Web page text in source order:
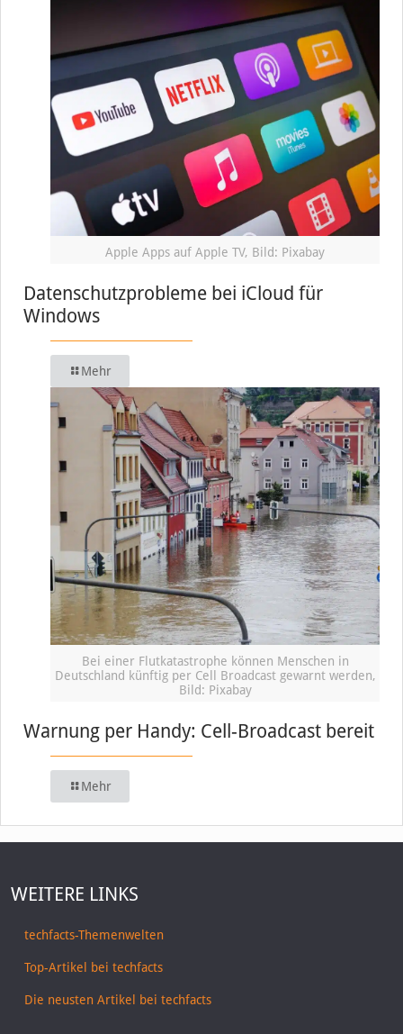
Apple Apps auf Apple TV, Bild: Pixabay
Datenschutzprobleme bei iCloud für
Windows
Mehr
Bei einer Flutkatastrophe können Menschen in
Deutschland künftig per Cell Broadcast gewarnt werden,
Bild: Pixabay
Warnung per Handy: Cell-Broadcast bereit
Mehr
WEITERE LINKS
techfacts-Themenwelten
Top-Artikel bei techfacts
Die neusten Artikel bei techfacts